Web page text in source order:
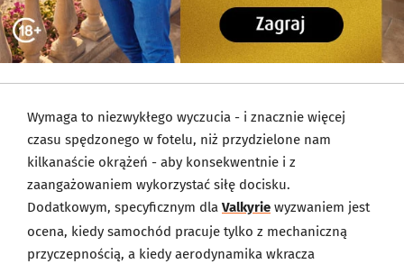
Wymaga to niezwykłego wyczucia - i znacznie więcej
czasu spędzonego w fotelu, niż przydzielone nam
kilkanaście okrążeń - aby konsekwentnie i z
zaangażowaniem wykorzystać siłę docisku.
Dodatkowym, specyficznym dla Valkyrie wyzwaniem jest
ocena, kiedy samochód pracuje tylko z mechaniczną
przyczepnością, a kiedy aerodynamika wkracza